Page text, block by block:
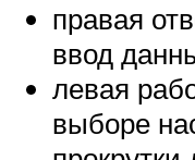
правая
ввод
левая
выборе